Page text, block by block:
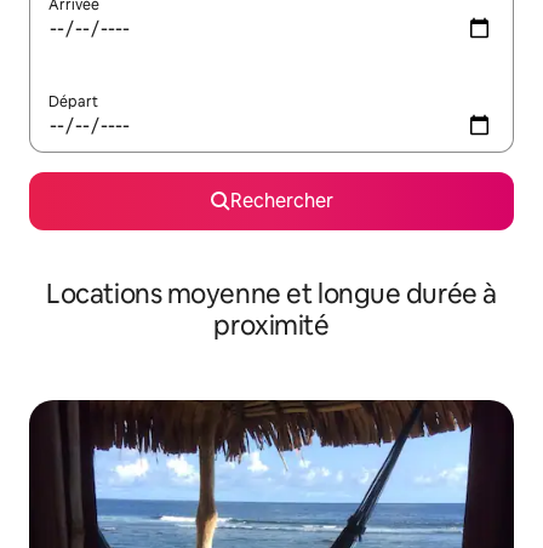
Arrivée
Départ
Rechercher
Locations moyenne et longue durée à
proximité